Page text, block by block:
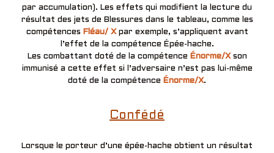
par accumulation). Les effets qui modifient la lecture du
résultat des jets de Blessures dans le tableau, comme les
compétences Fléau/ Xpar exemple, s’appliquent avant
l’effet de la compétence Épée-hache.
Les combattant doté de la compétence Énorme/Xson
immunisé a cette effet si l’adversaire n’est pas lui-même
doté de la compétence Énorme/X.
Confédé
Lorsque le porteur d’une épée-hache obtient un résultat